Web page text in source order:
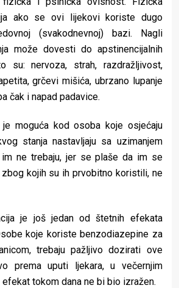
ako se ovi lijekovi koriste dugo
(svakodnevnoj) bazi. Nagli
može dovesti do apstinencijalnih
su: nervoza, strah, razdražljivost,
grčevi mišića, ubrzano lupanje
čak i napad padavice.
moguća kod osoba koje osjećaju
stanja nastavljaju sa uzimanjem
ne trebaju, jer se plaše da im se
kojih su ih prvobitno koristili, ne
je još jedan od štetnih efekata
koje koriste benzodiazepine za
trebaju pažljivo dozirati ove
prema uputi ljekara, u večernjim
tokom dana ne bi bio izražen.